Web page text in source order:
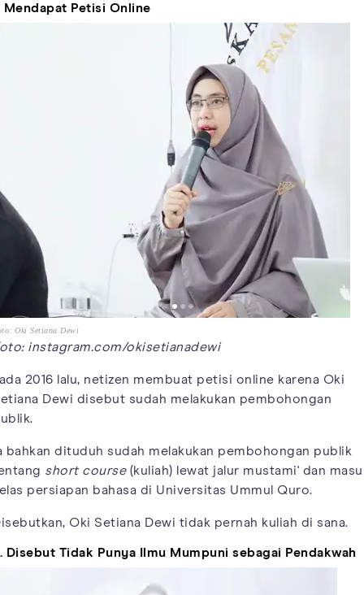
Mendapat Petisi Online
Oki Setiana Dewi
instagram.com/okisetianadewi
2016 lalu, netizen membuat petisi online karena Oki
Dewi disebut sudah melakukan pembohongan
bahkan dituduh sudah melakukan pembohongan publik
short course(kuliah) lewat jalur mustami' dan
persiapan bahasa di Universitas Ummul Quro.
Oki Setiana Dewi tidak pernah kuliah di sana.
Disebut Tidak Punya Ilmu Mumpuni sebagai Pendakwah